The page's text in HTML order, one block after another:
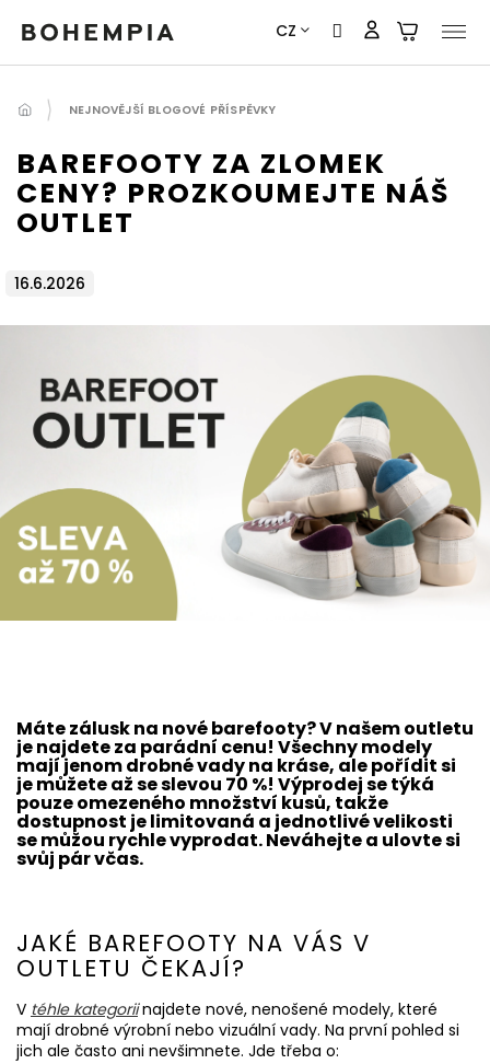
Přejít
obsah
CZ
NEJNOVĚJŠÍ BLOGOVÉ PŘÍSPĚVKY
BAREFOOTY ZA ZLOMEK
CENY? PROZKOUMEJTE NÁŠ
OUTLET
16.6.2026
Máte zálusk na nové barefooty? V našem outletu
je najdete za parádní cenu! Všechny modely
mají jenom drobné vady na kráse, ale pořídit si
je můžete až se slevou 70 %! Výprodej se týká
pouze omezeného množství kusů, takže
dostupnost je limitovaná a jednotlivé velikosti
se můžou rychle vyprodat. Neváhejte a ulovte si
svůj pár včas.
JAKÉ BAREFOOTY NA VÁS V
OUTLETU ČEKAJÍ?
V téhle kategoriinajdete nové, nenošené modely, které
mají drobné výrobní nebo vizuální vady. Na první pohled si
jich ale často ani nevšimnete. Jde třeba o: